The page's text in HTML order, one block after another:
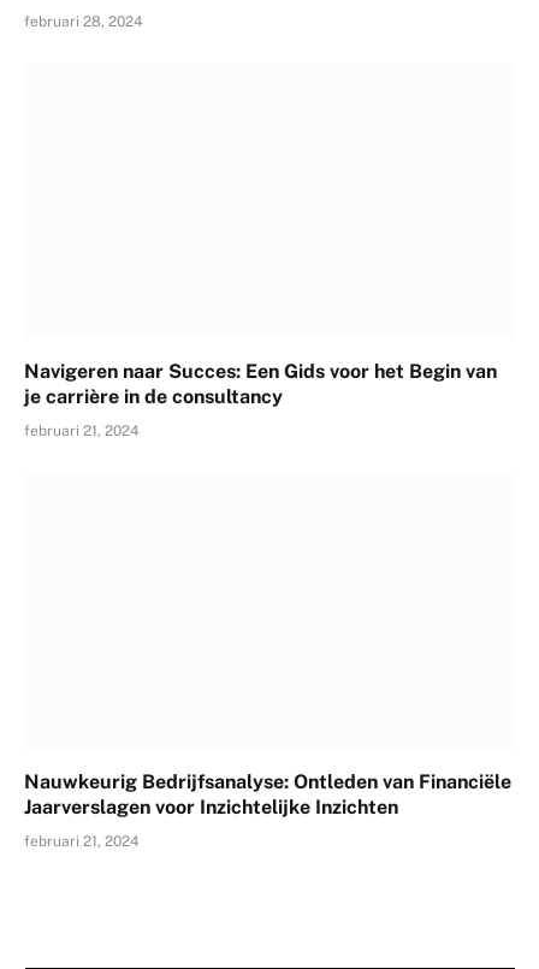
februari 28, 2024
Navigeren naar Succes: Een Gids voor het Begin van
je carrière in de consultancy
februari 21, 2024
Nauwkeurig Bedrijfsanalyse: Ontleden van Financiële
Jaarverslagen voor Inzichtelijke Inzichten
februari 21, 2024